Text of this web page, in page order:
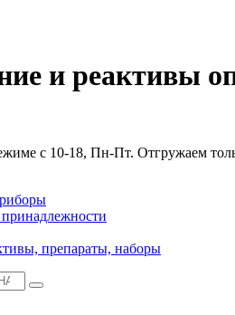
и реактивы
с 10-18, Пн-Пт. Отгружаем
препараты, наборы